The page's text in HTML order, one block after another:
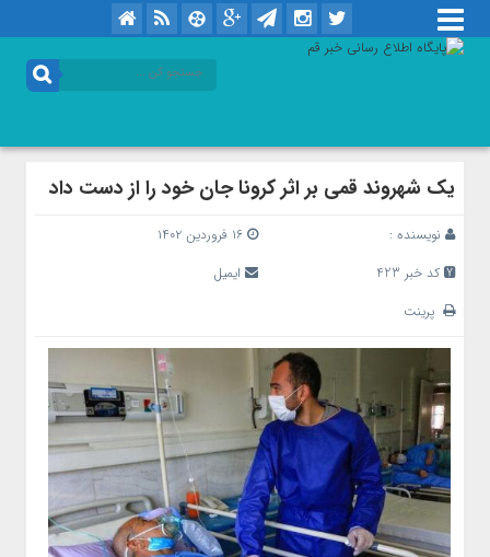
یک شهروند قمی بر اثر کرونا جان خود را از دست داد
نویسنده :
۱۶ فروردین ۱۴۰۲
کد خبر 423
ایمیل
پرینت